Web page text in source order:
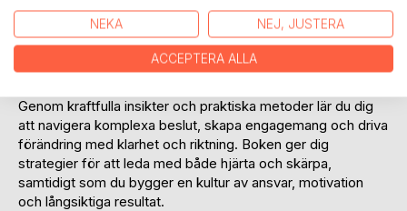
guide för ledare som vill utveckla ett autentiskt och hållbart
ledarskap. Boken förenar tidlös visdom med modern
ledarskapsforskning och ger konkreta verktyg för att stärka
självledarskapet, bygga förtroendefulla relationer och leda
Genom kraftfulla insikter och praktiska metoder lär du dig
att navigera komplexa beslut, skapa engagemang och driva
förändring med klarhet och riktning. Boken ger dig
strategier för att leda med både hjärta och skärpa,
samtidigt som du bygger en kultur av ansvar, motivation
och långsiktiga resultat.
NEKA NEJ, JUSTERA
ACCEPTERA ALLA